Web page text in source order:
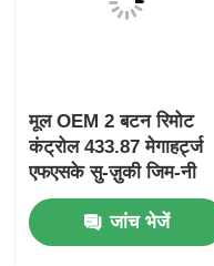
मूल OEM 2 बटन रिमोट
कंट्रोल 433.87 मेगाहर्ट्ज
एफएसके सु-ज़ुकी जिम-नी
2005-2017 के लिए बिना
चिप 37182-ए 7 के लिए
केवल थोक MOQ 50 पीसी
जांच भेजें